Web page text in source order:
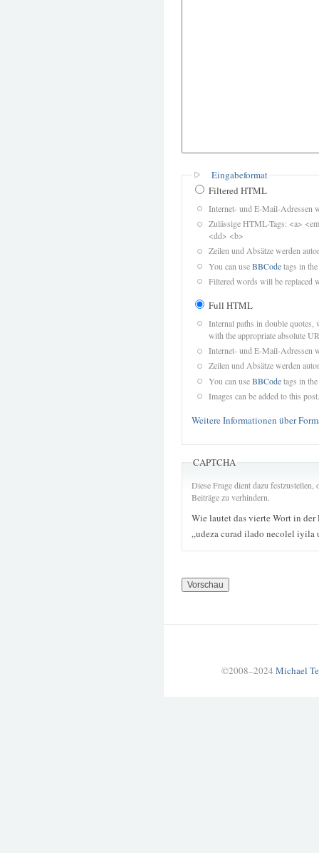
Eingabeformat
Filtered HTML
Internet- und E-Mail-Adressen
Zulässige HTML-Tags: <a>
<dd> <b>
Zeilen und Absätze werden
You can useBBCodetags in
Filtered words will be replaced
Full HTML
Internal paths in double quotes,
with the appropriate absolute
Internet- und E-Mail-Adressen
Zeilen und Absätze werden
You can useBBCodetags in
Images can be added to this post.
Weitere Informationen über
CAPTCHA
Diese Frage dient dazu
Beiträge zu verhindern.
Wie lautet das vierte Wort in der
„udeza curad ilado necolel
©2008–2024 Michael